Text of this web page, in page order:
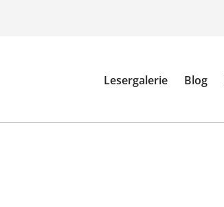
Lesergalerie Blog